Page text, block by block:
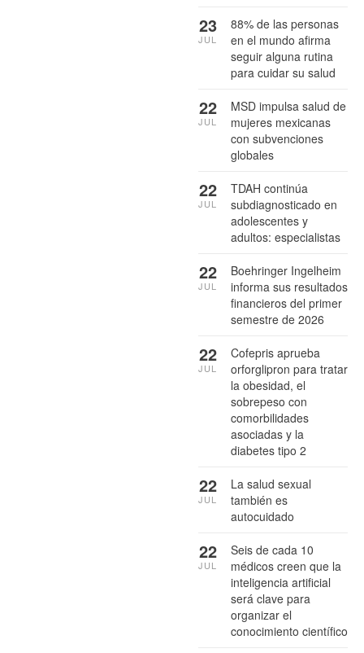
88% de las personas
en el mundo afirma
seguir alguna rutina
para cuidar su salud
23
JUL
MSD impulsa salud de
mujeres mexicanas
con subvenciones
globales
22
JUL
TDAH continúa
subdiagnosticado en
adolescentes y
adultos: especialistas
22
JUL
Boehringer Ingelheim
informa sus resultados
financieros del primer
semestre de 2026
22
JUL
Cofepris aprueba
orforglipron para tratar
la obesidad, el
sobrepeso con
comorbilidades
asociadas y la
diabetes tipo 2
22
JUL
La salud sexual
también es
autocuidado
22
JUL
Seis de cada 10
médicos creen que la
inteligencia artificial
será clave para
organizar el
conocimiento científico
22
JUL